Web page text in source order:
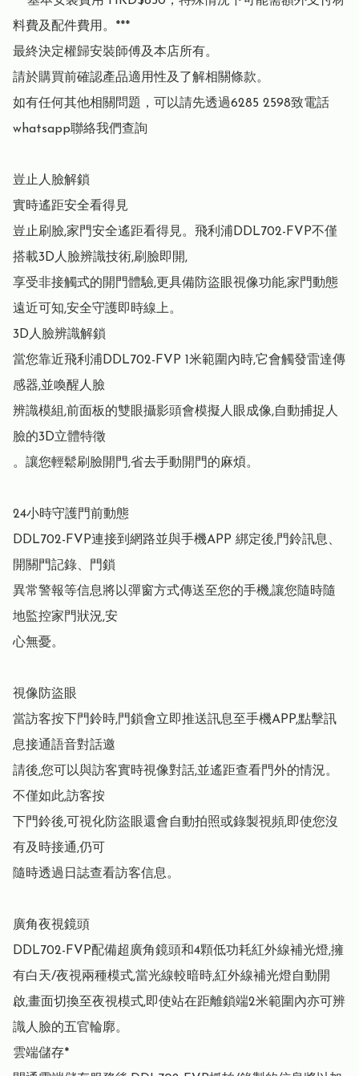
料費及配件費用。***
最終決定權歸安裝師傅及本店所有。
請於購買前確認產品適用性及了解相關條款。
如有任何其他相關問題，可以請先透過6285 2598致電話
whatsapp聯絡我們查詢
豈止人臉解鎖
實時遙距安全看得見
豈止刷臉,家門安全遙距看得見。飛利浦DDL702-FVP不僅
搭載3D人臉辨識技術,刷臉即開,
享受非接觸式的開門體驗,更具備防盜眼視像功能,家門動態
遠近可知,安全守護即時線上。
3D人臉辨識解鎖
當您靠近飛利浦DDL702-FVP 1米範圍內時,它會觸發雷達傳
感器,並喚醒人臉
辨識模組,前面板的雙眼攝影頭會模擬人眼成像,自動捕捉人
臉的3D立體特徵
。讓您輕鬆刷臉開門,省去手動開門的麻煩。
24小時守護門前動態
DDL702-FVP連接到網路並與手機APP 綁定後,門鈴訊息、
開關門記錄、門鎖
異常警報等信息將以彈窗方式傳送至您的手機,讓您隨時隨
地監控家門狀況,安
心無憂。
視像防盜眼
當訪客按下門鈴時,門鎖會立即推送訊息至手機APP,點擊訊
息接通語音對話邀
請後,您可以與訪客實時視像對話,並遙距查看門外的情況。
不僅如此,訪客按
下門鈴後,可視化防盜眼還會自動拍照或錄製視頻,即使您沒
有及時接通,仍可
隨時透過日誌查看訪客信息。
廣角夜視鏡頭
DDL702-FVP配備超廣角鏡頭和4顆低功耗紅外線補光燈,擁
有白天/夜視兩種模式,當光線較暗時,紅外線補光燈自動開
啟,畫面切換至夜視模式,即使站在距離鎖端2米範圍內亦可辨
識人臉的五官輪廓。
雲端儲存*